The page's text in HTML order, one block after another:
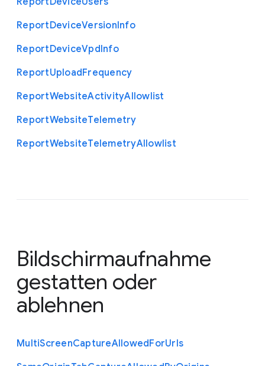
ReportDeviceVersionInfo
ReportDeviceVpdInfo
ReportUploadFrequency
ReportWebsiteActivityAllowlist
ReportWebsiteTelemetry
ReportWebsiteTelemetryAllowlist
Bildschirmaufnahme
gestatten oder
ablehnen
MultiScreenCaptureAllowedForUrls